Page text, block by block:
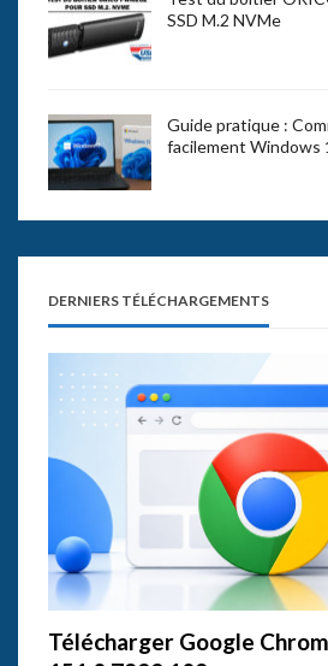
SSD M.2 NVMe
Guide pratique :
facilement Windows
DERNIERS TÉLÉCHARGEMENTS
Télécharger Google